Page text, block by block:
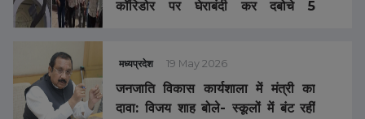
कॉरिडोर पर घेराबंदी कर दबोचे 5
मध्यप्रदेश 19 May 2026
जनजाति विकास कार्यशाला में मंत्री का
दावा: विजय शाह बोले- स्कूलों में बंट रहीं